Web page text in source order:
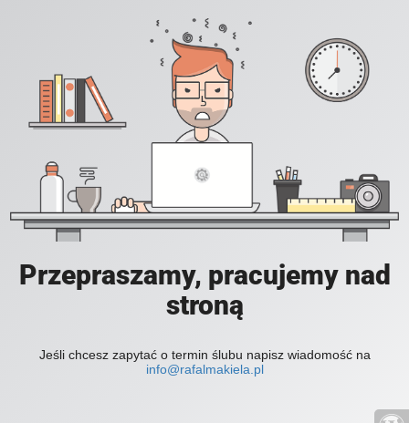
Przepraszamy, pracujemy nad
stroną
Jeśli chcesz zapytać o termin ślubu napisz wiadomość na
info@rafalmakiela.pl